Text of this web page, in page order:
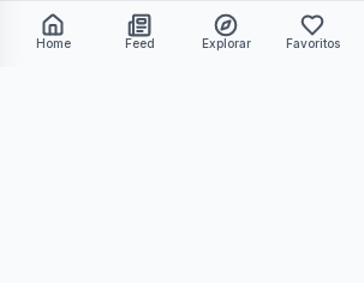
Home Feed Explorar Favoritos